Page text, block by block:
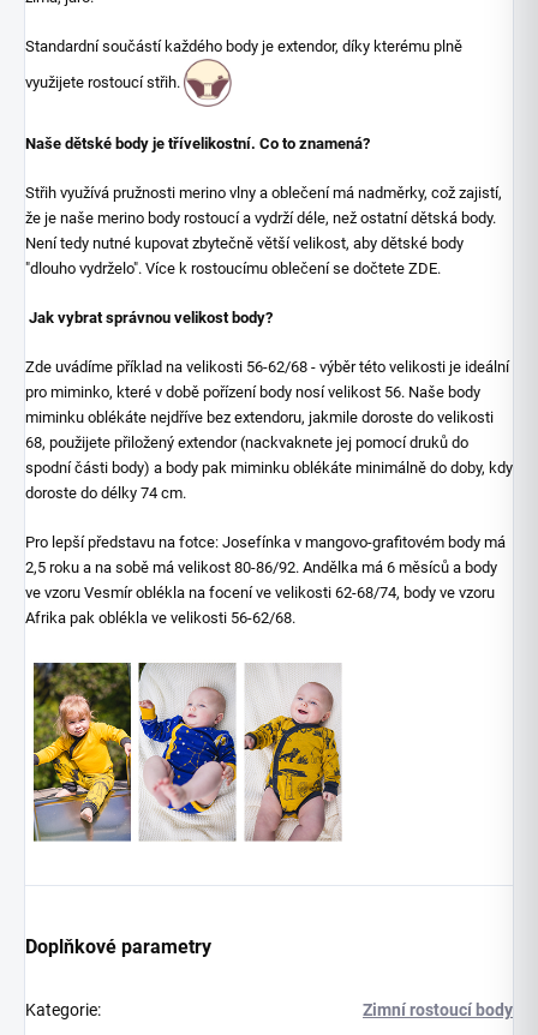
Standardní součástí každého body je extendor, díky kterému plně
využijete rostoucí střih.
Naše dětské body je třívelikostní. Co to znamená?
Střih využívá pružnosti merino vlny a oblečení má nadměrky, což zajistí,
že je naše merino body rostoucí a vydrží déle, než ostatní dětská body.
Není tedy nutné kupovat zbytečně větší velikost, aby dětské body
"dlouho vydrželo". Více k rostoucímu oblečení se dočtete ZDE.
Jak vybrat správnou velikost body?
Zde uvádíme příklad na velikosti 56-62/68 - výběr této velikosti je ideální
pro miminko, které v době pořízení body nosí velikost 56. Naše body
miminku oblékáte nejdříve bez extendoru, jakmile doroste do velikosti
68, použijete přiložený extendor (nackvaknete jej pomocí druků do
spodní části body) a body pak miminku oblékáte minimálně do doby, kdy
doroste do délky 74 cm.
Pro lepší představu na fotce: Josefínka v mangovo-grafitovém body má
2,5 roku a na sobě má velikost 80-86/92. Andělka má 6 měsíců a body
ve vzoru Vesmír oblékla na focení ve velikosti 62-68/74, body ve vzoru
Afrika pak oblékla ve velikosti 56-62/68.
Doplňkové parametry
Kategorie: Zimní rostoucí body